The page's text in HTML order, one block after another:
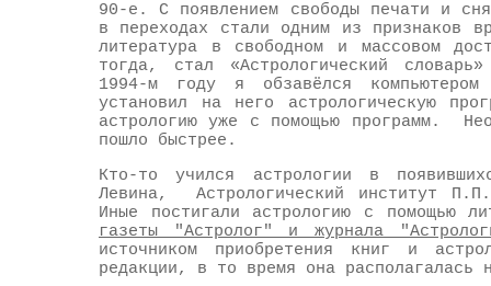
90-е. С появлением свободы печати и
в переходах стали одним из признаков
литература в свободном и массовом
тогда, стал «Астрологический
1994-м году я обзавёлся
установил на него астрологическую
астрологию уже с помощью программ.
пошло быстрее.
Кто-то учился астрологии в
Левина, Астрологический институт
Иные постигали астрологию с
газеты "Астролог" и журнала
источником приобретения книг и
редакции, в то время она располагалась